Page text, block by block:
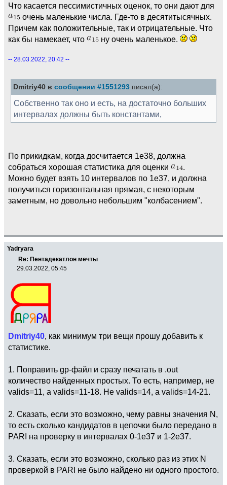
Что касается пессимистичных оценок, то они дают для
очень маленькие числа. Где-то в десятитысячных.
Причем как положительные, так и отрицательные. Что
как бы намекает, что
ну очень маленькое.
-- 28.03.2022, 20:42 --
Dmitriy40 в сообщении #1551293 писал(а):
Собственно так оно и есть, на достаточно больших
интервалах должны быть константами,
По прикидкам, когда досчитается 1е38, должна
собраться хорошая статистика для оценки
.
Можно будет взять 10 интервалов по 1е37, и должна
получиться горизонтальная прямая, с некоторым
заметным, но довольно небольшим "колбасением".
Yadryara
Re: Пентадекатлон мечты
29.03.2022, 05:45
Dmitriy40, как минимум три вещи прошу добавить к
статистике.
1. Поправить gp-файл и сразу печатать в .out
количество найденных простых. То есть, например, не
valids=11, а valids=11-18. Не valids=14, а valids=14-21.
2. Сказать, если это возможно, чему равны значения N,
то есть сколько кандидатов в цепочки было передано в
PARI на проверку в интервалах 0-1e37 и 1-2e37.
3. Сказать, если это возможно, сколько раз из этих N
проверкой в PARI не было найдено ни одного простого.